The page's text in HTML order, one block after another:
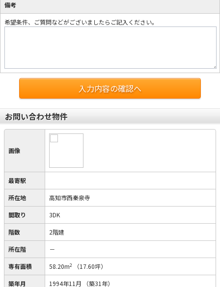
備考
希望条件、ご質問などがございましたらご記入ください。
入力内容の確認へ
お問い合わせ物件
画像
最寄駅
所在地 高知市西秦泉寺
間取り 3DK
階数 2階建
所在階 －
専有面積 58.20m2 （17.60坪）
築年月 1994年11月 （築31年）